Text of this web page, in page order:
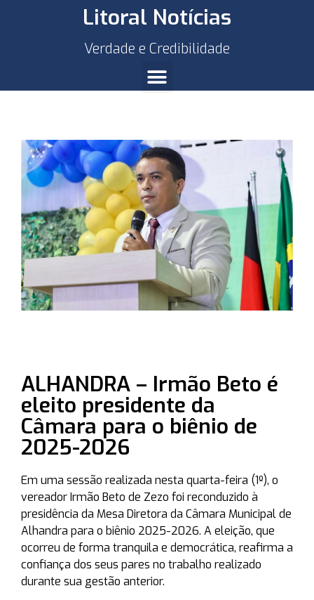
Litoral Notícias
Verdade e Credibilidade
ALHANDRA – Irmão Beto é
eleito presidente da
Câmara para o biênio de
2025-2026
Em uma sessão realizada nesta quarta-feira (1º), o
vereador Irmão Beto de Zezo foi reconduzido à
presidência da Mesa Diretora da Câmara Municipal de
Alhandra para o biênio 2025-2026. A eleição, que
ocorreu de forma tranquila e democrática, reafirma a
confiança dos seus pares no trabalho realizado
durante sua gestão anterior.